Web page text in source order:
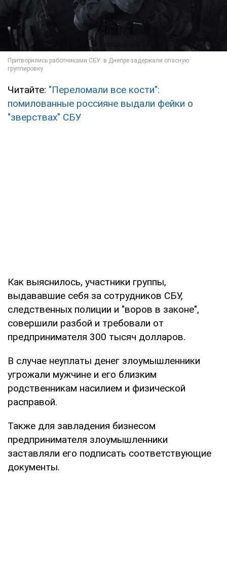
Читайте: "Переломали все кости":
помилованные россияне выдали фейки о
"зверствах" СБУ
Как выяснилось, участники группы,
выдававшие себя за сотрудников СБУ,
следственных полиции и "воров в законе",
совершили разбой и требовали от
предпринимателя 300 тысяч долларов.
В случае неуплаты денег злоумышленники
угрожали мужчине и его близким
родственникам насилием и физической
расправой.
Также для завладения бизнесом
предпринимателя злоумышленники
заставляли его подписать соответствующие
документы.